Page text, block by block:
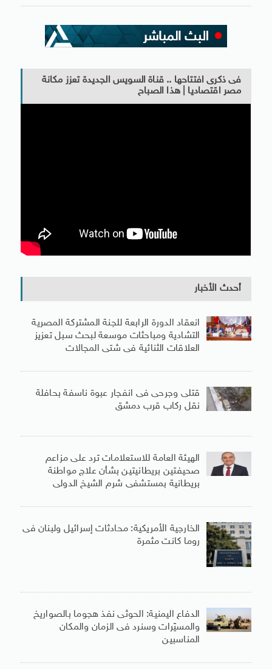
فى ذكرى افتتاحها .. قناة السويس الجديدة تعزز مكانة
مصر اقتصاديا | هذا الصباح
أحدث الأخبار
انعقاد الدورة الرابعة للجنة المشتركة المصرية
التشادية ومباحثات موسعة لبحث سبل تعزيز
العلاقات الثنائية فى شتى المجالات
قتلى وجرحى فى انفجار عبوة ناسفة بحافلة
نقل ركاب قرب دمشق
الهيئة العامة للاستعلامات ترد على مزاعم
صحيفتين بريطانيتين بشأن علاج مواطنة
بريطانية بمستشفى شرم الشيخ الدولى
الخارجية الأمريكية: محادثات إسرائيل ولبنان فى
روما كانت مثمرة
الدفاع اليمنية: الحوثى نفذ هجوما بالصواريخ
والمسيّرات وسنرد فى الزمان والمكان
المناسبين